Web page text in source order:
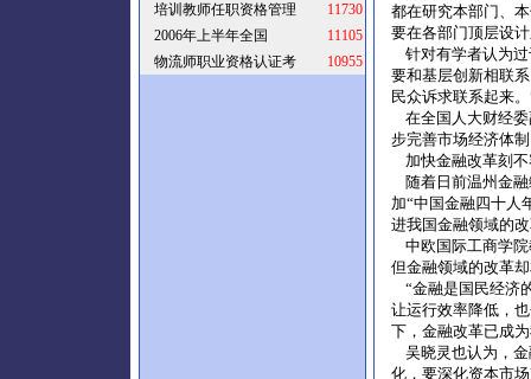
培训教师任职资格管理
11730
2006年上半年全国
11105
物流师职业资格认证考
10955
都在研究本部门、
要在各部门顶层设
针对有学者认为过
要和基层创新相联
民众诉求联系起来
在全国人大财经委
步完善市场经济体
加快金融改革刻不
随着日前温州金融
加“中国金融四十人
进我国金融领域的
中欧国际工商学院
但金融领域的改革
“金融是国民经济
让运行效率降低，
下，金融改革已成
吴晓灵也认为，金
化，要深化资本市